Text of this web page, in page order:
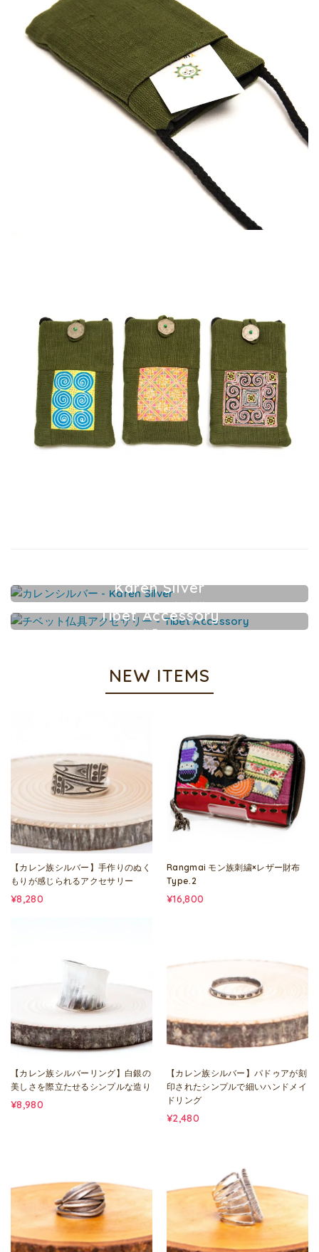
Karen Silver
カレンシルバーアクセサリー
Tibet Accessory
チベット仏具アクセサリー
NEW ITEMS
【カレン族シルバー】手作りのぬく
もりが感じられるアクセサリー
¥8,280
Rangmai モン族刺繍×レザー財布
Type.2
¥16,800
【カレン族シルバーリング】白銀の
美しさを際立たせるシンプルな造り
¥8,980
【カレン族シルバー】パドゥアが刻
印されたシンプルで細いハンドメイ
ドリング
¥2,480